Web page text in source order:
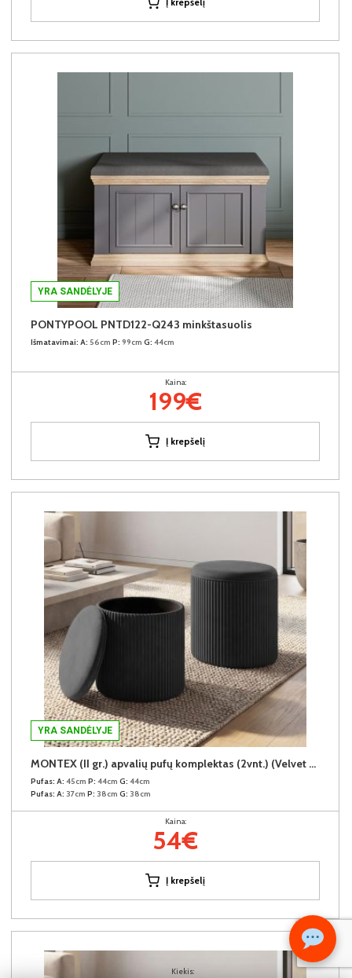
Kiekis:
YRA SANDĖLYJE
PONTYPOOL PNTD122-Q243 minkštasuolis
Išmatavimai: A: 56cm P: 99cm G: 44cm
Kaina:
199€
Į krepšelį
YRA SANDĖLYJE
MONTEX (II gr.) apvalių pufų komplektas (2vnt.) (Velvet #80 Juodas)
Pufas: A: 45cm P: 44cm G: 44cm
Pufas: A: 37cm P: 38cm G: 38cm
Kaina:
54€
Į krepšelį